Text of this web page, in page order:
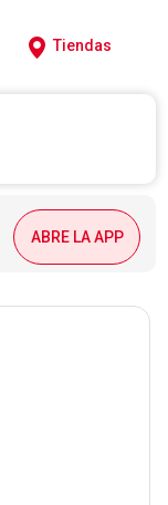
Tiendas
ABRE LA APP